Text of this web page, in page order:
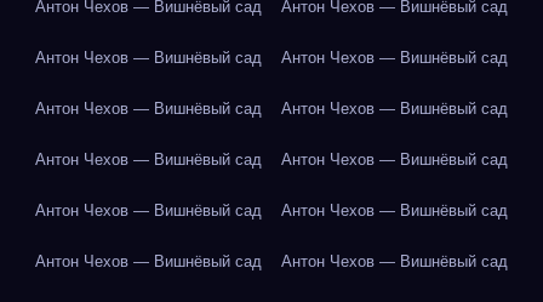
Антон Чехов — Вишнёвый сад Антон Чехов — Вишнёвый сад
Антон Чехов — Вишнёвый сад Антон Чехов — Вишнёвый сад
Антон Чехов — Вишнёвый сад Антон Чехов — Вишнёвый сад
Антон Чехов — Вишнёвый сад Антон Чехов — Вишнёвый сад
Антон Чехов — Вишнёвый сад Антон Чехов — Вишнёвый сад
Антон Чехов — Вишнёвый сад Антон Чехов — Вишнёвый сад